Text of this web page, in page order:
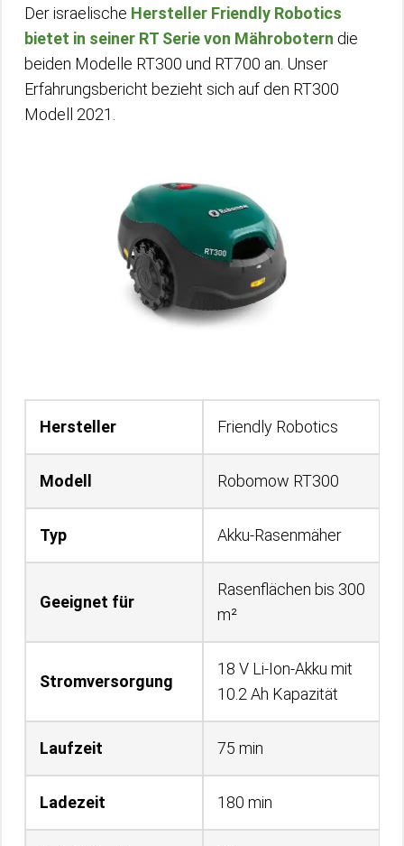
Der israelische Hersteller Friendly Robotics
bietet in seiner RT Serie von Mährobotern die
beiden Modelle RT300 und RT700 an. Unser
Erfahrungsbericht bezieht sich auf den RT300
Modell 2021.
Hersteller Friendly Robotics
Modell Robomow RT300
Typ Akku-Rasenmäher
Geeignet für
Rasenflächen bis 300
m²
Stromversorgung
18 V Li-Ion-Akku mit
10.2 Ah Kapazität
Laufzeit 75 min
Ladezeit 180 min